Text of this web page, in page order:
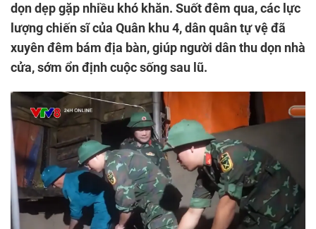
dọn dẹp gặp nhiều khó khăn. Suốt đêm qua, các lực
lượng chiến sĩ của Quân khu 4, dân quân tự vệ đã
xuyên đêm bám địa bàn, giúp người dân thu dọn nhà
cửa, sớm ổn định cuộc sống sau lũ.